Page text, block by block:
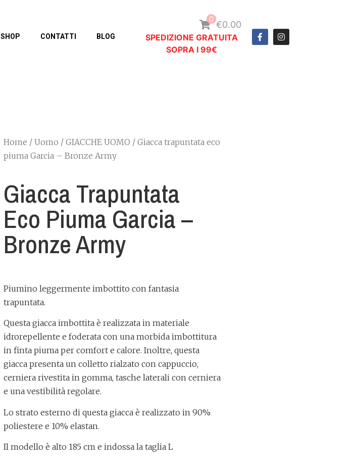
SHOP CONTATTI BLOG
0
€0.00
SPEDIZIONE GRATUITA
SOPRA I 99€
Home / Uomo / GIACCHE UOMO / Giacca trapuntata eco
piuma Garcia – Bronze Army
Giacca Trapuntata
Eco Piuma Garcia –
Bronze Army
Piumino leggermente imbottito con fantasia
trapuntata.
Questa giacca imbottita è realizzata in materiale
idrorepellente e foderata con una morbida imbottitura
in finta piuma per comfort e calore. Inoltre, questa
giacca presenta un colletto rialzato con cappuccio,
cerniera rivestita in gomma, tasche laterali con cerniera
e una vestibilità regolare.
Lo strato esterno di questa giacca è realizzato in 90%
poliestere e 10% elastan.
Il modello è alto 185 cm e indossa la taglia L